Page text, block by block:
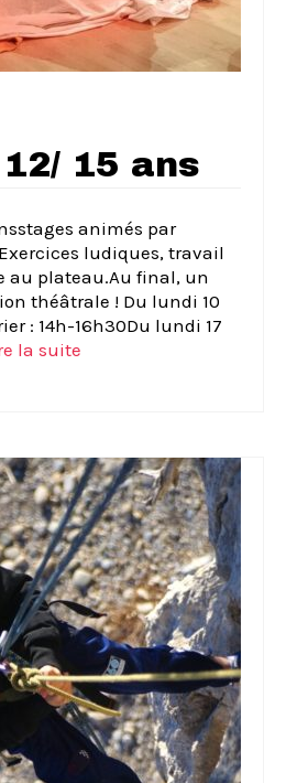
15 ans
animés par
ludiques, travail
au plateau.Au final, un
théâtrale ! Du lundi 10
: 14h-16h30Du lundi 17
la suite­­